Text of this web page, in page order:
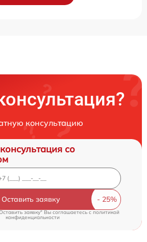
консультацию
со
Оставить заявку
заявку" Вы соглашаетесь cполитикой
конфиденциальности